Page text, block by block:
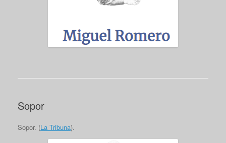
Sopor
Sopor. (La Tribuna).